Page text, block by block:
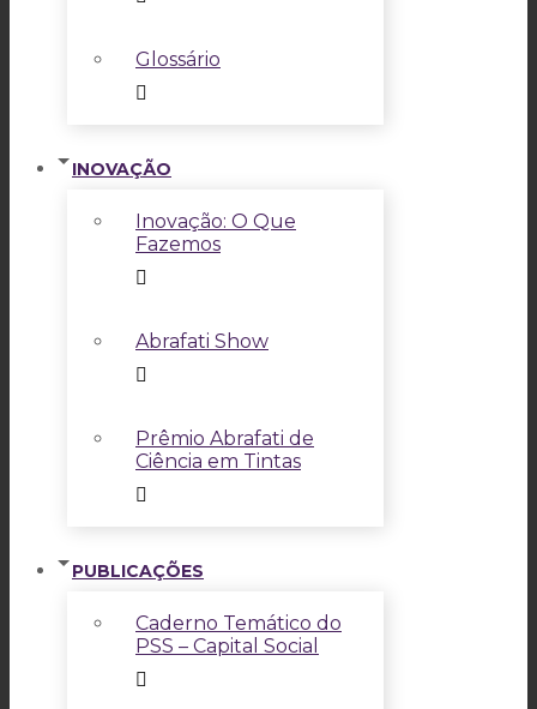
Glossário
INOVAÇÃO
Inovação: O Que
Fazemos
Abrafati Show
Prêmio Abrafati de
Ciência em Tintas
PUBLICAÇÕES
Caderno Temático do
PSS – Capital Social